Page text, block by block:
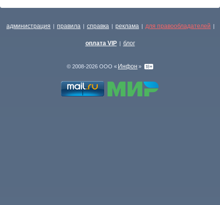
администрация | правила | справка | реклама | для правообладателей |
оплата VIP | блог
© 2008-2026 ООО « Инфон »